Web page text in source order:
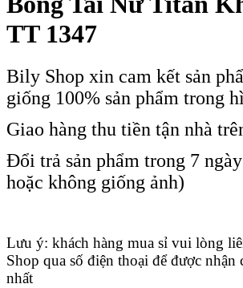
TT 1347
Bily Shop xin cam kết sản
giống 100% sản phẩm trong
Giao hàng thu tiền tận nhà
Đổi trả sản phẩm trong 7
hoặc không giống ảnh)
Lưu ý: khách hàng mua sỉ vui lòng
Shop qua số điện thoại để được nhận
nhất